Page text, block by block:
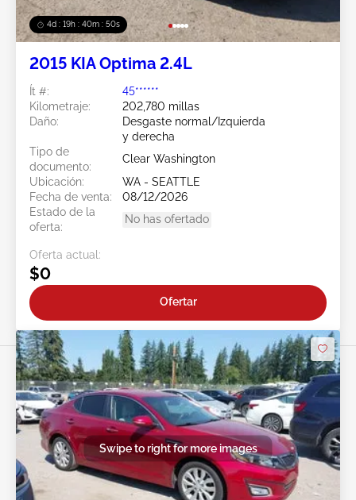
4d : 19h : 40m : 47s
2015 KIA Optima 2.4L
Ít #:
45******
Kilometraje:
202,780 millas
Daño:
Desgaste normal/Izquierda
y derecha
Tipo de
documento:
Clear Washington
Ubicación:
WA - SEATTLE
Fecha de venta:
08/12/2026
Estado de la
oferta:
No has ofertado
Oferta actual:
$0
Ofertar
Swipe to right for more images